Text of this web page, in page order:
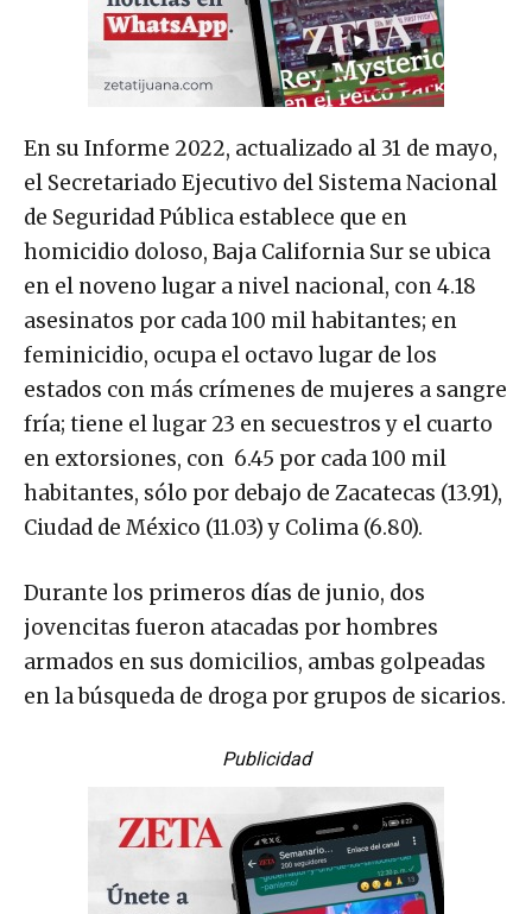
En su Informe 2022, actualizado al 31 de mayo,
el Secretariado Ejecutivo del Sistema Nacional
de Seguridad Pública establece que en
homicidio doloso, Baja California Sur se ubica
en el noveno lugar a nivel nacional, con 4.18
asesinatos por cada 100 mil habitantes; en
feminicidio, ocupa el octavo lugar de los
estados con más crímenes de mujeres a sangre
fría; tiene el lugar 23 en secuestros y el cuarto
en extorsiones, con 6.45 por cada 100 mil
habitantes, sólo por debajo de Zacatecas (13.91),
Ciudad de México (11.03) y Colima (6.80).
Durante los primeros días de junio, dos
jovencitas fueron atacadas por hombres
armados en sus domicilios, ambas golpeadas
en la búsqueda de droga por grupos de sicarios.
Publicidad